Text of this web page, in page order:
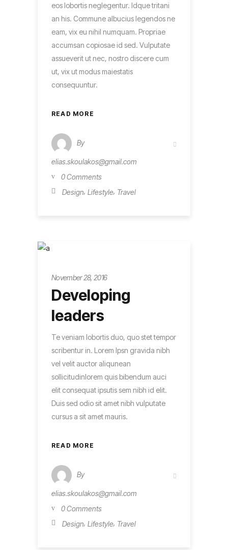
eos lobortis neglegentur. Idque tritani
an his. Commune albucius legendos ne
eam, vix eu nihil numquam. Propriae
accumsan copiosae id sed. Vulputate
assueverit ut nec, nostro discere cum
ut, vix ut modus maiestatis
consequuntur.
READ MORE
By
elias.skoulakos@gmail.com
0 Comments
Design, Lifestyle, Travel
November 28, 2016
Developing
leaders
Te veniam lobortis duo, quo stet tempor
scribentur in. Lorem Ipsn gravida nibh
vel velit auctor aliqunean
sollicitudinlorem quis bibendum auci
elit consequat ipsutis sem nibh id elit.
Duis sed odio sit amet nibh vulputate
cursus a sit amet mauris.
READ MORE
By
elias.skoulakos@gmail.com
0 Comments
Design, Lifestyle, Travel